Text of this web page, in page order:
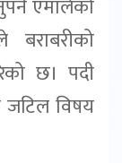
एमालेको
छ। पदी
जटिल विषय